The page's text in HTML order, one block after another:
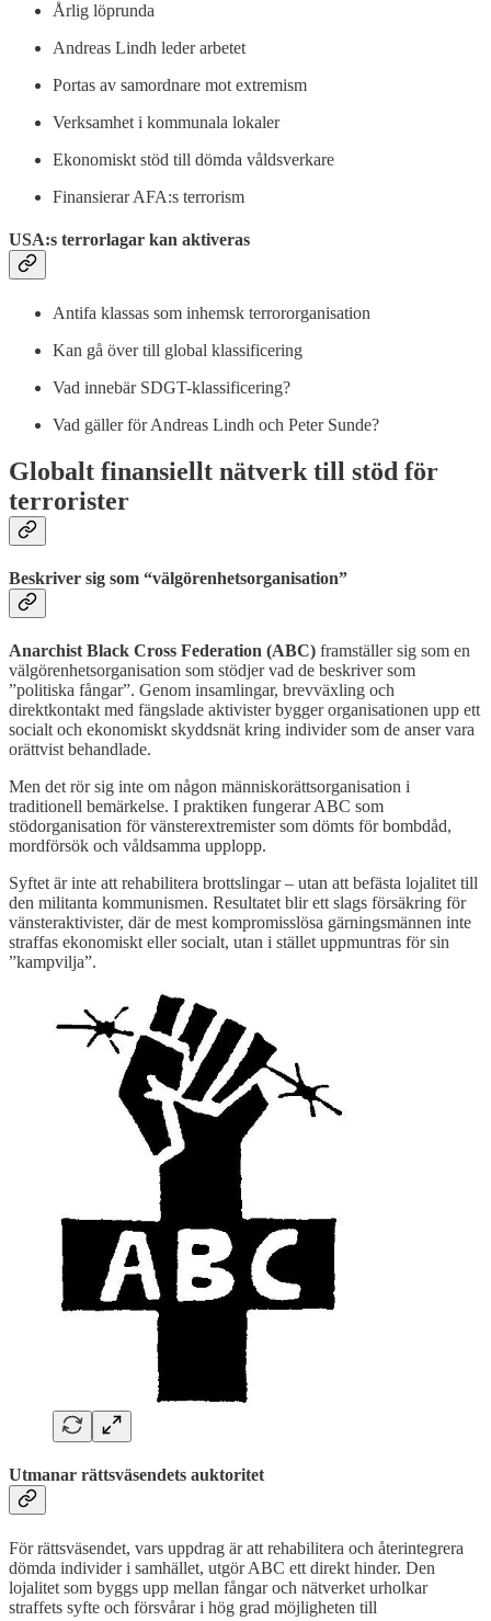
Årlig löprunda
Andreas Lindh leder arbetet
Portas av samordnare mot extremism
Verksamhet i kommunala lokaler
Ekonomiskt stöd till dömda våldsverkare
Finansierar AFA:s terrorism
USA:s terrorlagar kan aktiveras
Antifa klassas som inhemsk terrororganisation
Kan gå över till global klassificering
Vad innebär SDGT-klassificering?
Vad gäller för Andreas Lindh och Peter Sunde?
Globalt finansiellt nätverk till stöd för
terrorister
Beskriver sig som “välgörenhetsorganisation”
Anarchist Black Cross Federation (ABC) framställer sig som en
välgörenhetsorganisation som stödjer vad de beskriver som
”politiska fångar”. Genom insamlingar, brevväxling och
direktkontakt med fängslade aktivister bygger organisationen upp ett
socialt och ekonomiskt skyddsnät kring individer som de anser vara
orättvist behandlade.
Men det rör sig inte om någon människorättsorganisation i
traditionell bemärkelse. I praktiken fungerar ABC som
stödorganisation för vänsterextremister som dömts för bombdåd,
mordförsök och våldsamma upplopp.
Syftet är inte att rehabilitera brottslingar – utan att befästa lojalitet till
den militanta kommunismen. Resultatet blir ett slags försäkring för
vänsteraktivister, där de mest kompromisslösa gärningsmännen inte
straffas ekonomiskt eller socialt, utan i stället uppmuntras för sin
”kampvilja”.
Utmanar rättsväsendets auktoritet
För rättsväsendet, vars uppdrag är att rehabilitera och återintegrera
dömda individer i samhället, utgör ABC ett direkt hinder. Den
lojalitet som byggs upp mellan fångar och nätverket urholkar
straffets syfte och försvårar i hög grad möjligheten till